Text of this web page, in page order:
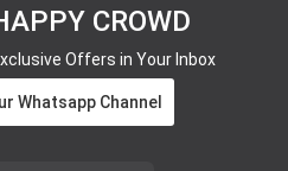
CROWD
Offers in Your Inbox
Whatsapp Channel